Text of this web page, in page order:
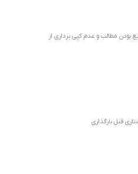
بودن مطالب و عدم کپی برداری از
قبل بارگذاری